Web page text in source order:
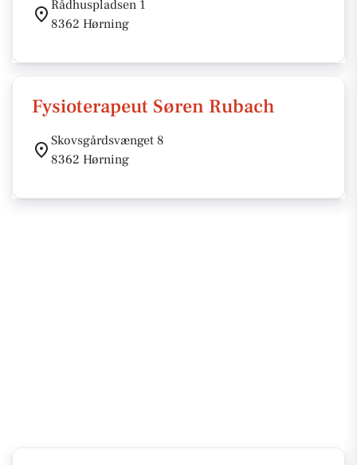
Rådhuspladsen 1
8362 Hørning
Fysioterapeut Søren Rubach
Skovsgårdsvænget 8
8362 Hørning